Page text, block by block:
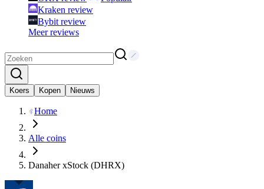
Kraken review
Bybit review
Meer reviews
Koers Kopen Nieuws
Home
Alle coins
Danaher xStock (DHRX)